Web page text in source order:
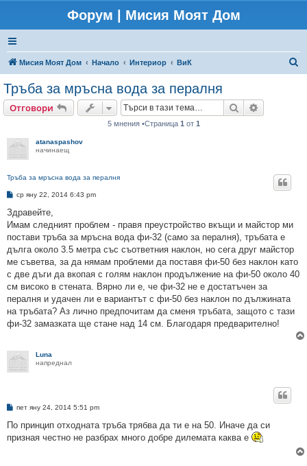
Форум | Мисия Моят Дом
Мисия Моят Дом Начало Интериор ВиК
Тръба за мръсна вода за пералня
Отговори Търсене
5 мнения •Страница 1 от 1
atanaspashov
начинаещ
Тръба за мръсна вода за пералня
М
е
н
и
е
ср яну 22, 2014 6:43 pm
Здравейте,
Имам следният проблем - правя преустройство вкъщи и майстор ми
постави тръба за мръсна вода фи-32 (само за пералня), тръбата е
дълга около 3.5 метра със съответния наклон, но сега друг майстор
ме съветва, за да нямам проблеми да поставя фи-50 без наклон като
с две дъги да вкопая с голям наклон продължение на фи-50 около 40
см високо в стената. Вярно ли е, че фи-32 не е достатъчен за
пералня и удачен ли е вариантът с фи-50 без наклон по дължината
на тръбата? Аз лично предпочитам да сменя тръбата, защото с тази
фи-32 замазката ще стане над 14 см. Благодаря предварително!
Luna
напреднал
М
е
и
пет яну 24, 2014 5:51 pm
По принцип отходната тръба трябва да ти е на 50. Иначе да си
призная честно не разбрах много добре дилемата каква е